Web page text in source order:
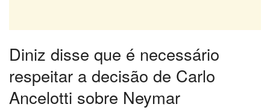
Diniz disse que é necessário
respeitar a decisão de Carlo
Ancelotti sobre Neymar